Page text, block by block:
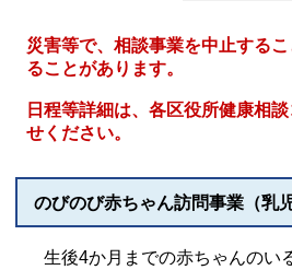
災害等で、相談事業を中止する
ることがあります。
日程等詳細は、各区役所健康相
せください。
のびのび赤ちゃん訪問事業（乳
生後4か月までの赤ちゃんのい